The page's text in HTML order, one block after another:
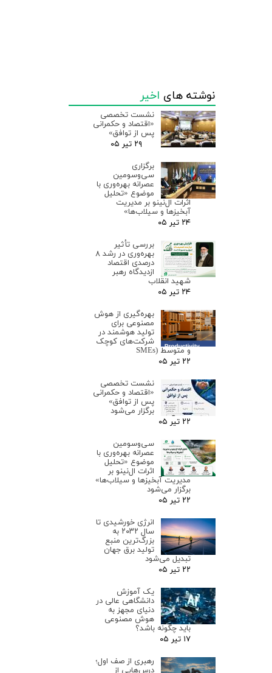
نوشته های اخیر
نشست تخصصی
«اقتصاد و حکمرانی
پس از توافق»
۲۹ تیر ۰۵
برگزاری
سی‌وسومین
عصرانه بهره‌وری با
موضوع «تحلیل
اثرات ال‌نینو بر مدیریت
آبخیزها و سیلاب‌ها»
۲۴ تیر ۰۵
بررسی تأثیر
بهره‌وری در رشد ۸
درصدی اقتصاد
ازدیدگاه رهبر
شهید انقلاب
۲۴ تیر ۰۵
بهره‌گیری از هوش
مصنوعی برای
تولید هوشمند در
شرکت‌های کوچک
و متوسط (SMEs
۲۲ تیر ۰۵
نشست تخصصی
«اقتصاد و حکمرانی
پس از توافق»
برگزار می‌شود
۲۲ تیر ۰۵
سی‌وسومین
عصرانه بهره‌وری با
موضوع «تحلیل
اثرات ال‌نینو بر
مدیریت آبخیزها و سیلاب‌ها»
برگزار می‌شود
۲۲ تیر ۰۵
انرژی خورشیدی تا
سال ۲۰۳۲ به
بزرگ‌ترین منبع
تولید برق جهان
تبدیل می‌شود
۲۲ تیر ۰۵
یک آموزش
دانشگاهی عالی در
دنیای مجهز به
هوش مصنوعی
باید چگونه باشد؟
۱۷ تیر ۰۵
رهبری از صف اول؛
درس‌هایی از